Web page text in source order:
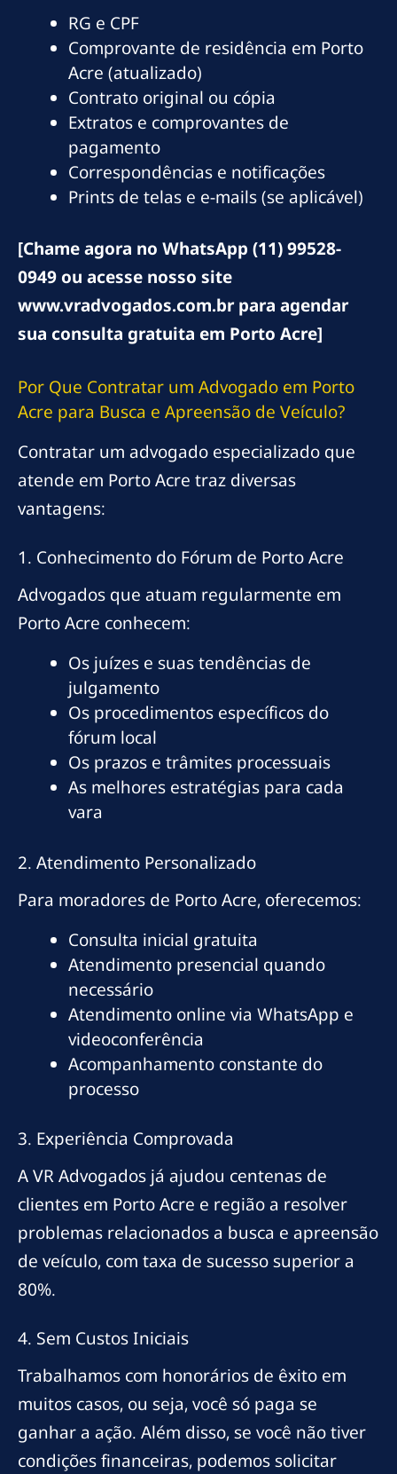
RG e CPF
Comprovante de residência em Porto
Acre (atualizado)
Contrato original ou cópia
Extratos e comprovantes de
pagamento
Correspondências e notificações
Prints de telas e e-mails (se aplicável)
[Chame agora no WhatsApp (11) 99528-
0949 ou acesse nosso site
www.vradvogados.com.br para agendar
sua consulta gratuita em Porto Acre]
Por Que Contratar um Advogado em Porto
Acre para Busca e Apreensão de Veículo?
Contratar um advogado especializado que
atende em Porto Acre traz diversas
vantagens:
1. Conhecimento do Fórum de Porto Acre
Advogados que atuam regularmente em
Porto Acre conhecem:
Os juízes e suas tendências de
julgamento
Os procedimentos específicos do
fórum local
Os prazos e trâmites processuais
As melhores estratégias para cada
vara
2. Atendimento Personalizado
Para moradores de Porto Acre, oferecemos:
Consulta inicial gratuita
Atendimento presencial quando
necessário
Atendimento online via WhatsApp e
videoconferência
Acompanhamento constante do
processo
3. Experiência Comprovada
A VR Advogados já ajudou centenas de
clientes em Porto Acre e região a resolver
problemas relacionados a busca e apreensão
de veículo, com taxa de sucesso superior a
80%.
4. Sem Custos Iniciais
Trabalhamos com honorários de êxito em
muitos casos, ou seja, você só paga se
ganhar a ação. Além disso, se você não tiver
condições financeiras, podemos solicitar